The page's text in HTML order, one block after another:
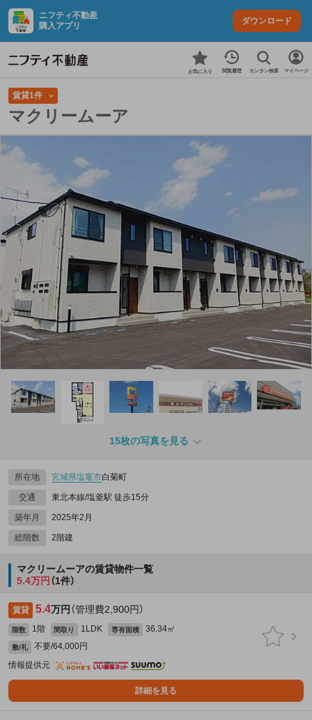
ニフティ不動産
購入アプリ
ダウンロード
お気に入り 閲覧履歴 カンタン検索 マイページ
賃貸1件
マクリームーア
15枚の写真を見る
所在地 宮城県塩竈市白菊町
交通 東北本線/塩釜駅 徒歩15分
築年月 2025年2月
総階数 2階建
マクリームーアの賃貸物件一覧
5.4万円 （1件）
賃貸 5.4万円 （管理費2,900円）
階数 1階 間取り 1LDK 専有面積 36.34㎡
敷/礼
不要/64,000円
情報提供元
詳細を見る